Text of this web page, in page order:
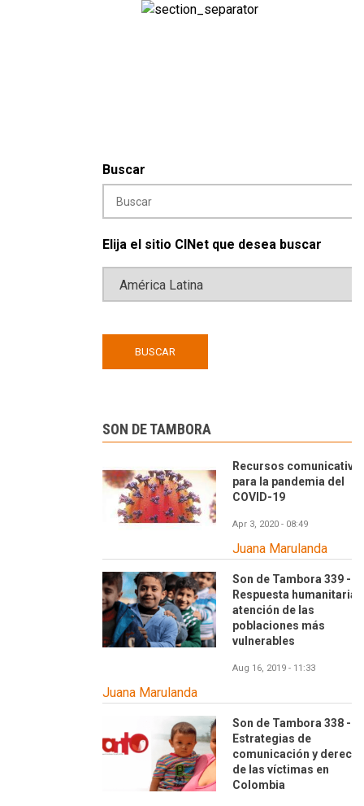
Buscar
Elija el sitio CINet que desea buscar
SON DE TAMBORA
Recursos
para la pandemia del
COVID-19
Apr 3, 2020 - 08:49
Juana Marulanda
Son de Tambora 339 -
Respuesta humanitaria
atención de las
poblaciones más
vulnerables
Aug 16, 2019 - 11:33
Juana Marulanda
Son de Tambora 338 -
Estrategias de
comunicación y
de las víctimas en
Colombia